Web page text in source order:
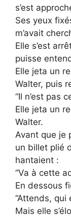
s’est
Ses yeux
m’avait
Elle s’est
puisse
Elle jeta un
Walter, puis
“Il n’est pas
Elle jeta un
Walter.
Avant que je
un billet plié
hantaient :
“Va à cette
En dessous
“Attends, qui
Mais elle